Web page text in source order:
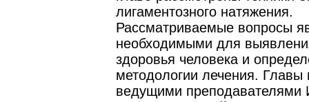
лигаментозного натяжения.
Рассматриваемые вопросы
необходимыми для
здоровья человека и
методологии лечения. Главы
ведущими преподавателями